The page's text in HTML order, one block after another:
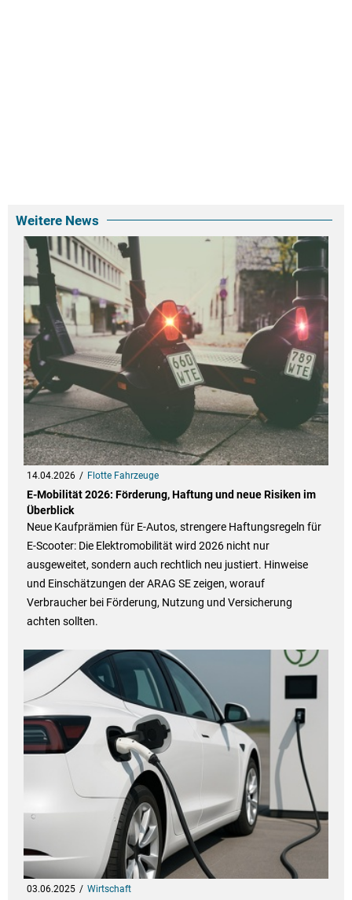
Weitere News
14.04.2026 Flotte Fahrzeuge
E-Mobilität 2026: Förderung, Haftung und neue Risiken im
Überblick
Neue Kaufprämien für E-Autos, strengere Haftungsregeln für
E-Scooter: Die Elektromobilität wird 2026 nicht nur
ausgeweitet, sondern auch rechtlich neu justiert. Hinweise
und Einschätzungen der ARAG SE zeigen, worauf
Verbraucher bei Förderung, Nutzung und Versicherung
achten sollten.
03.06.2025 Wirtschaft